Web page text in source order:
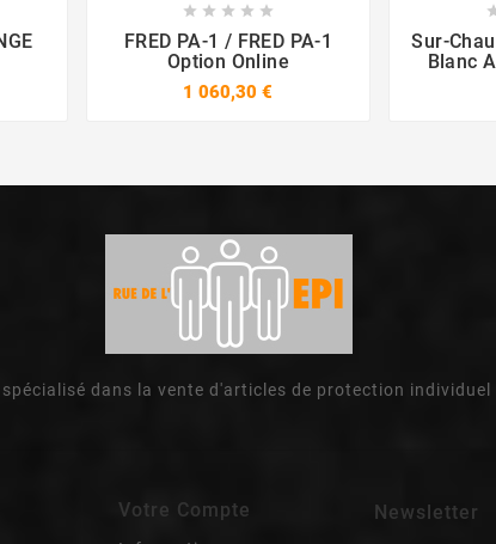
 
    
FRED PA-1 / FRED PA-1
Option Online
1 060,30 €
Sur-
Blanc
dans la vente d'articles de protection individuel
Votre Compte Newsletter